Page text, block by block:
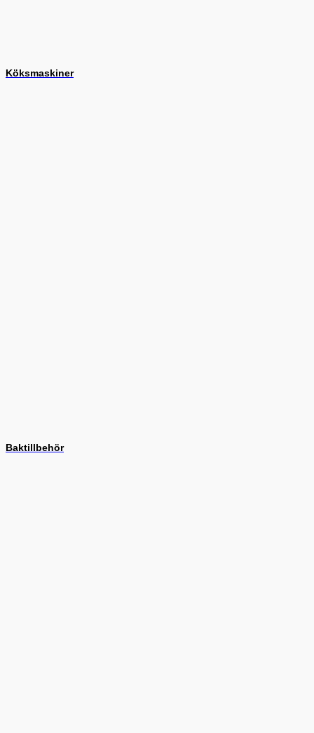
Köksmaskiner
Baktillbehör